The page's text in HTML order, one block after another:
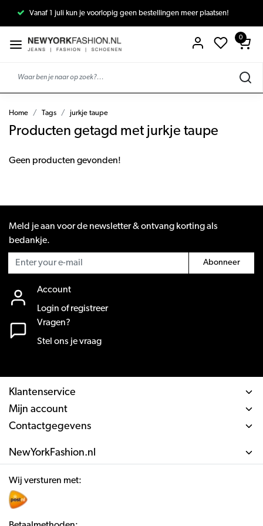
Vanaf 1 juli kun je voorlopig geen bestellingen meer plaatsen!
0
Home Tags jurkje taupe
Producten getagd met jurkje taupe
Geen producten gevonden!
Meld je aan voor de newsletter & ontvang korting als
bedankje.
Abonneer
Account
Login of registreer
Vragen?
Stel ons je vraag
Klantenservice
Mijn account
Contactgegevens
NewYorkFashion.nl
Wij versturen met: